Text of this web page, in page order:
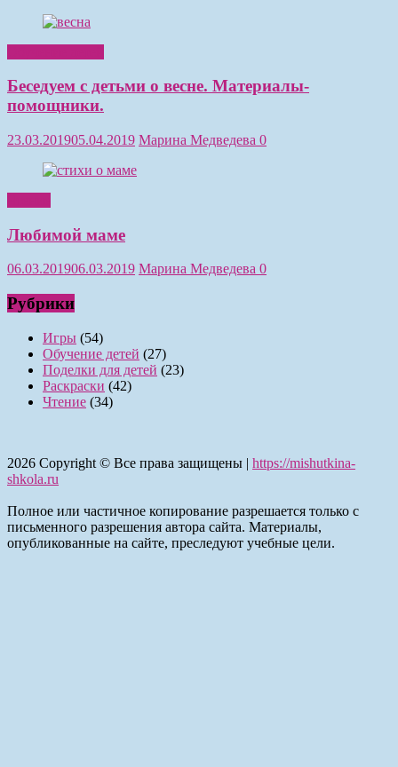
Беседуем с детьми о весне. Материалы-
помощники.
23.03.201905.04.2019 Марина Медведева 0
Любимой маме
06.03.201906.03.2019 Марина Медведева 0
Рубрики
Игры (54)
Обучение детей (27)
Поделки для детей (23)
Раскраски (42)
Чтение (34)
2026 Copyright © Все права защищены | https://mishutkina-
shkola.ru
Полное или частичное копирование разрешается только с
письменного разрешения автора сайта. Материалы,
опубликованные на сайте, преследуют учебные цели.